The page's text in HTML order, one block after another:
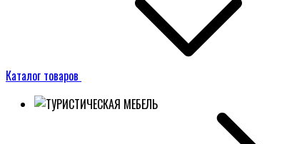
Каталог товаров